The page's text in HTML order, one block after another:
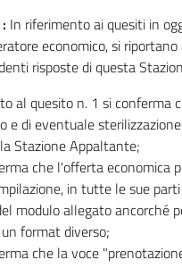
In riferimento ai quesiti in
economico, si
risposte di questa
al quesito n. 1 si conferma
e di eventuale
Stazione Appaltante;
che l'offerta economica
in tutte le sue
modulo allegato ancorché
format diverso;
che la voce